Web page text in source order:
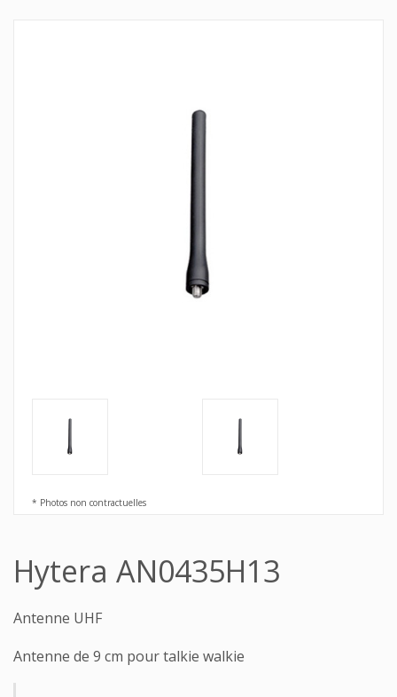
* Photos non contractuelles
Hytera AN0435H13
Antenne UHF
Antenne de 9 cm pour talkie walkie